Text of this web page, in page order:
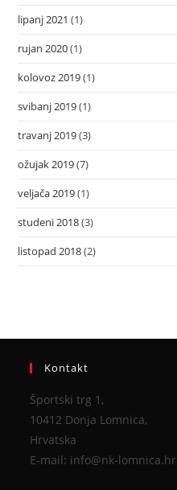
lipanj 2021 (1)
rujan 2020(1)
kolovoz 2019(1)
svibanj 2019(1)
travanj 2019(3)
ožujak 2019(7)
veljača 2019(1)
studeni 2018(3)
listopad 2018(2)
Kontakt
Športski trg 1,
10412 Donja Lomnica,
Hrvatska
E-mail: info@nk-lomnica.hr